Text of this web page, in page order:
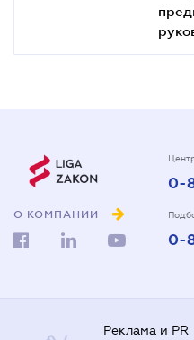
О КОМПАНИИ
0-
0-
Реклама и PR